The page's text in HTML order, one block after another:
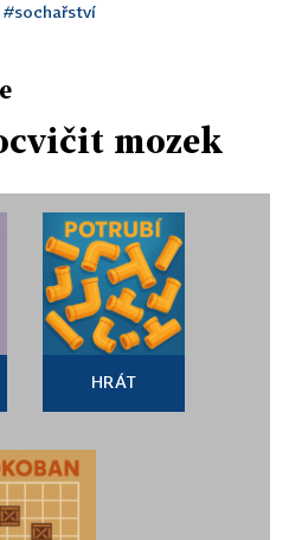
#sochařství
mozek
HRÁT